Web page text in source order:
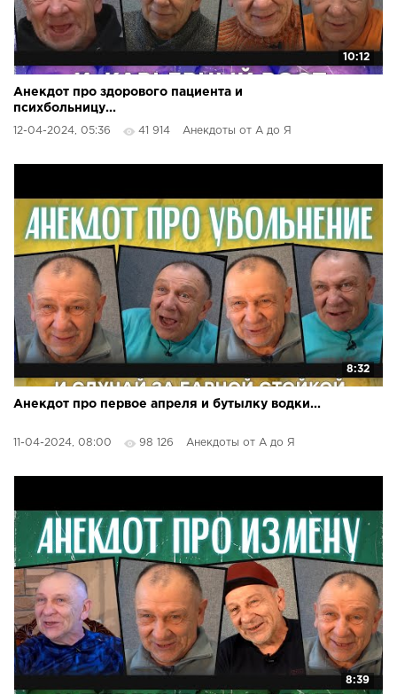
10:12
Анекдот про здорового пациента и
психбольницу...
12-04-2024, 05:36 41 914 Анекдоты от А до Я
8:32
Анекдот про первое апреля и бутылку водки...
11-04-2024, 08:00 98 126 Анекдоты от А до Я
8:39